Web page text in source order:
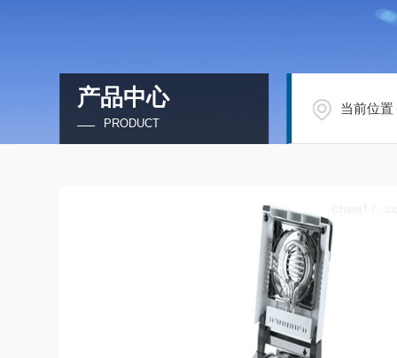
产品中心
PRODUCT
当前位置